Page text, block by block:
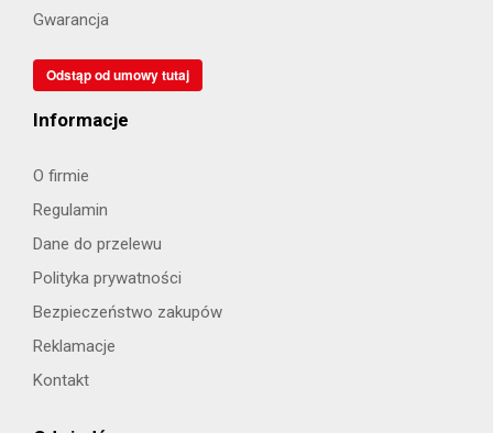
Gwarancja
Odstąp od umowy tutaj
Informacje
O firmie
Regulamin
Dane do przelewu
Polityka prywatności
Bezpieczeństwo zakupów
Reklamacje
Kontakt